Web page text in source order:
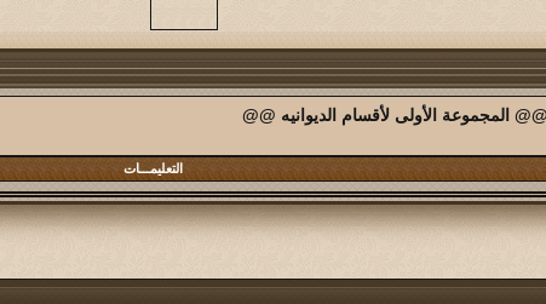
@@ المجموعة الأولى لأقسام الديوانيه @@
التعليمـــات